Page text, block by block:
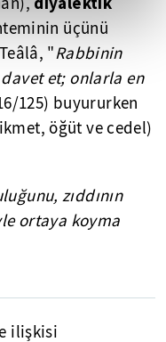
üçünü
Teâlâ, "Rabbinin
et; onlarla en
125) buyururken
öğüt ve cedel)
zıddının
ortaya koyma
ilişkisi